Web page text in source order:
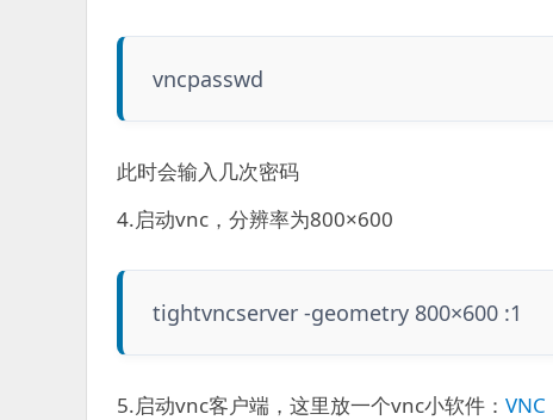
vncpasswd
此时会输入几次密码
4.启动vnc，分辨率为800×600
tightvncserver -geometry 800×600 :1
5.启动vnc客户端，这里放一个vnc小软件： VNC